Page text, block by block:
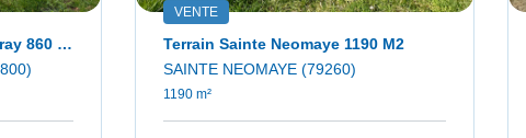
Terrain À La Mothe Saint Héray 860 M2
VENTE
Terrain Sainte Neomaye 1190 M2
SAINTE NEOMAYE (79260)
1190 m²